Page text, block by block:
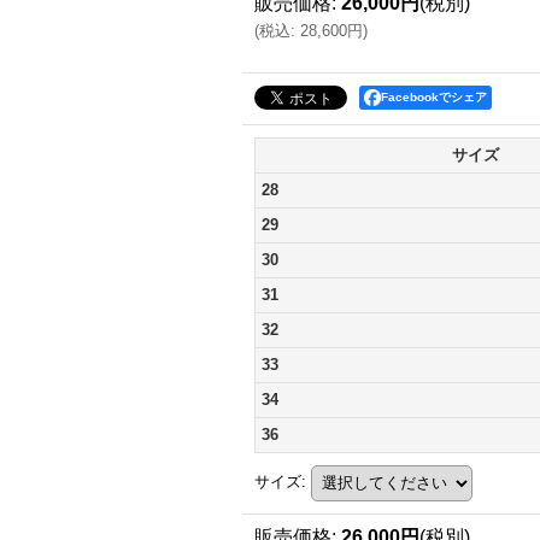
(税込: 28,600円)
Facebookでシェア
サイズ
28
29
30
31
32
33
34
36
サイズ: